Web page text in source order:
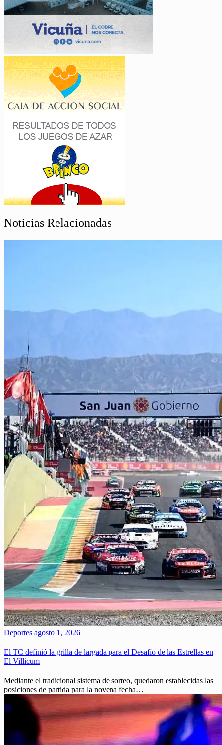
Noticias Relacionadas
Deportes agosto 1, 2026
El TC definió la grilla de largada para el Desafío de las Estrellas en
El Villicum
Mediante el tradicional sistema de sorteo, quedaron establecidas las
posiciones de partida para la novena fecha…